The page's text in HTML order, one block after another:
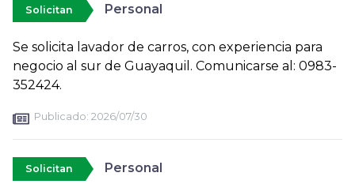
Solicitan Personal
Se solicita lavador de carros, con experiencia para
negocio al sur de Guayaquil. Comunicarse al: 0983-
352424.
Publicado: 2026/07/30
Solicitan Personal